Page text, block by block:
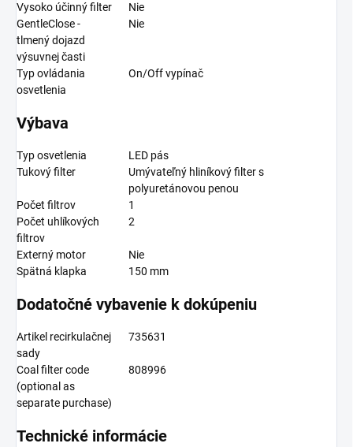
Vysoko účinný filter
Nie
GentleClose -
tlmený dojazd
výsuvnej časti
Nie
Typ ovládania
osvetlenia
On/Off vypínač
Výbava
Typ osvetlenia
LED pás
Tukový filter
Umývateľný hliníkový filter s
polyuretánovou penou
Počet filtrov
1
Počet uhlíkových
filtrov
2
Externý motor
Nie
Spätná klapka
150 mm
Dodatočné vybavenie k dokúpeniu
Artikel recirkulačnej
sady
735631
Coal filter code
(optional as
separate purchase)
808996
Technické informácie